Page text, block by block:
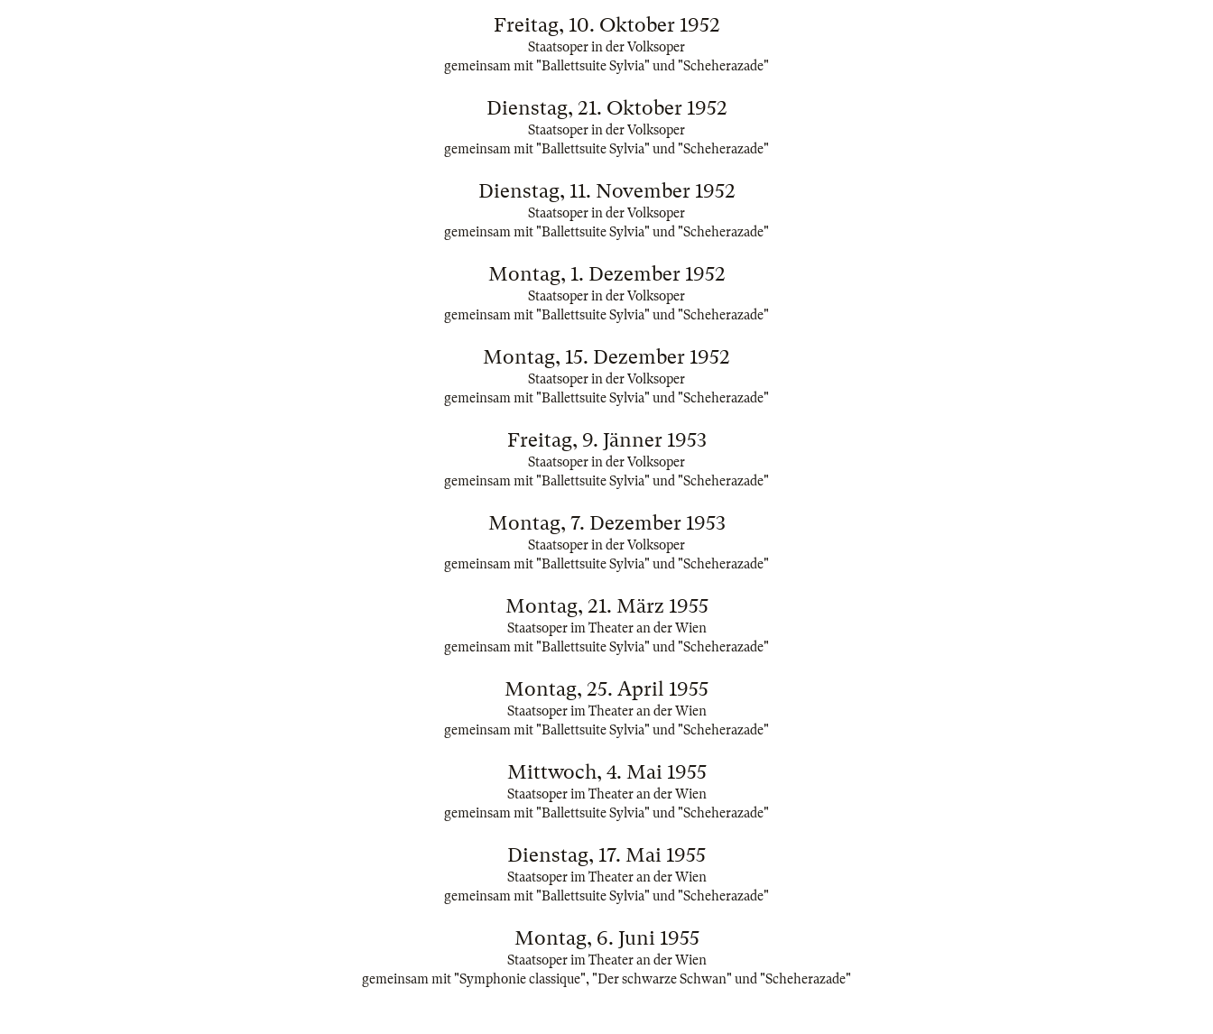
Freitag, 10. Oktober 1952
Staatsoper in der Volksoper
gemeinsam mit "Ballettsuite Sylvia" und "Scheherazade"
Dienstag, 21. Oktober 1952
Staatsoper in der Volksoper
gemeinsam mit "Ballettsuite Sylvia" und "Scheherazade"
Dienstag, 11. November 1952
Staatsoper in der Volksoper
gemeinsam mit "Ballettsuite Sylvia" und "Scheherazade"
Montag, 1. Dezember 1952
Staatsoper in der Volksoper
gemeinsam mit "Ballettsuite Sylvia" und "Scheherazade"
Montag, 15. Dezember 1952
Staatsoper in der Volksoper
gemeinsam mit "Ballettsuite Sylvia" und "Scheherazade"
Freitag, 9. Jänner 1953
Staatsoper in der Volksoper
gemeinsam mit "Ballettsuite Sylvia" und "Scheherazade"
Montag, 7. Dezember 1953
Staatsoper in der Volksoper
gemeinsam mit "Ballettsuite Sylvia" und "Scheherazade"
Montag, 21. März 1955
Staatsoper im Theater an der Wien
gemeinsam mit "Ballettsuite Sylvia" und "Scheherazade"
Montag, 25. April 1955
Staatsoper im Theater an der Wien
gemeinsam mit "Ballettsuite Sylvia" und "Scheherazade"
Mittwoch, 4. Mai 1955
Staatsoper im Theater an der Wien
gemeinsam mit "Ballettsuite Sylvia" und "Scheherazade"
Dienstag, 17. Mai 1955
Staatsoper im Theater an der Wien
gemeinsam mit "Ballettsuite Sylvia" und "Scheherazade"
Montag, 6. Juni 1955
Staatsoper im Theater an der Wien
gemeinsam mit "Symphonie classique", "Der schwarze Schwan" und "Scheherazade"